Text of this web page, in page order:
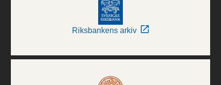
Riksbankens arkiv